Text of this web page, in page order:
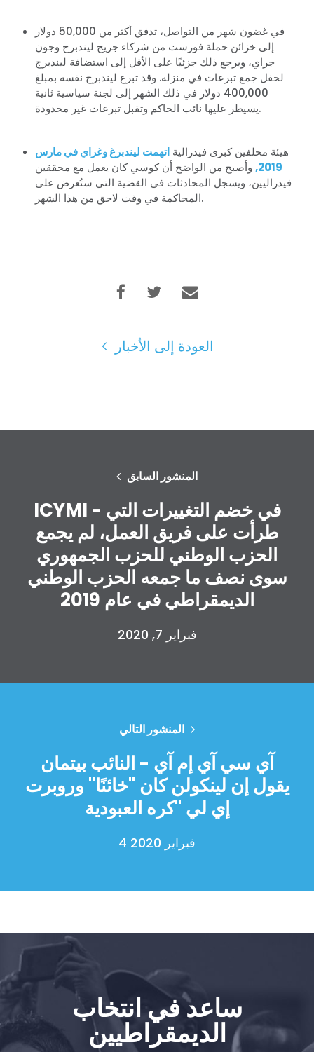
العمل معنا
الإجراء
في غضون شهر من التواصل، تدفق أكثر من 50,000 دولار
إلى خزائن حملة فورست من شركاء جريج ليندبرج وجون
جراي، ويرجع ذلك جزئيًا على الأقل إلى استضافة ليندبرج
لحفل جمع تبرعات في منزله. وقد تبرع ليندبرج نفسه بمبلغ
400,000 دولار في ذلك الشهر إلى لجنة سياسية ثانية
يسيطر عليها نائب الحاكم وتقبل تبرعات غير محدودة.
هيئة محلفين كبرى فيدرالية اتهمت ليندبرغ وغراي في مارس
2019, وأصبح من الواضح أن كوسي كان يعمل مع محققين
فيدراليين، ويسجل المحادثات في القضية التي ستُعرض على
المحاكمة في وقت لاحق من هذا الشهر.
العودة إلى الأخبار
المنشور السابق
ICYMI - في خضم التغييرات التي
طرأت على فريق العمل، لم يجمع
الحزب الوطني للحزب الجمهوري
سوى نصف ما جمعه الحزب الوطني
الديمقراطي في عام 2019
فبراير 7, 2020
المنشور التالي
آي سي آي إم آي - النائب بيتمان
يقول إن لينكولن كان "خائنًا" وروبرت
إي لي "كره العبودية
4 فبراير 2020
ساعد في انتخاب
الديمقراطيين